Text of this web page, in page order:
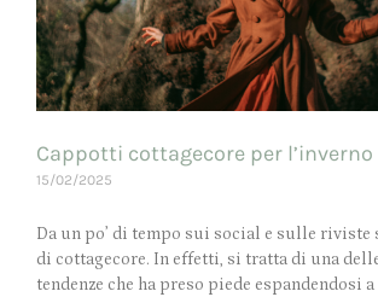
Cappotti cottagecore per l’inverno
15/02/2025
Da un po’ di tempo sui social e sulle riviste
di cottagecore. In effetti, si tratta di una
tendenze che ha preso piede espandendosi